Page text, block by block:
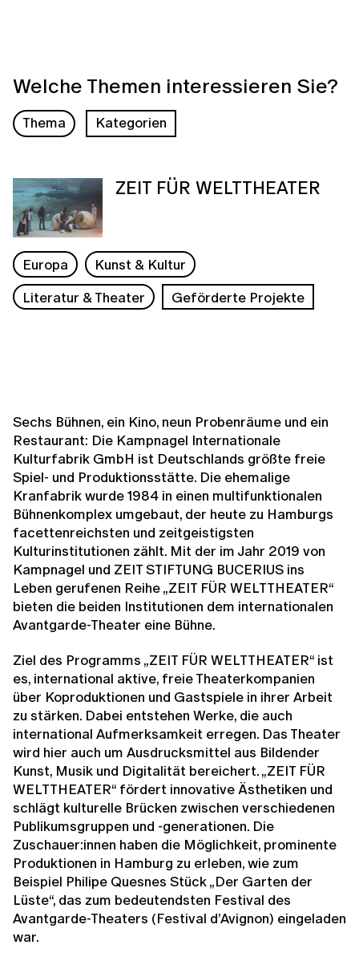
Welche Themen interessieren Sie?
Thema Kategorien
ZEIT FÜR WELTTHEATER
Europa
Kunst & Kultur
Literatur & Theater
Geförderte Projekte
Sechs Bühnen, ein Kino, neun Probenräume und ein
Restaurant: Die Kampnagel Internationale
Kulturfabrik GmbH ist Deutschlands größte freie
Spiel- und Produkti­onsstätte. Die ehemalige
Kranfabrik wurde 1984 in einen multi­funktionalen
Bühnenkomplex umgebaut, der heute zu Hamburgs
facettenreichsten und zeitgeistigsten
Kulturinstitutionen zählt. Mit der im Jahr 2019 von
Kampnagel und ZEIT STIFTUNG BUCERIUS ins
Leben ge­rufenen Reihe „ZEIT FÜR WELTTHEATER“
bieten die beiden Institutionen dem internationalen
Avantgarde-Theater eine Bühne.
Ziel des Programms „ZEIT FÜR WELTTHEATER“ ist
es, internati­onal aktive, freie Theaterkompanien
über Koproduktionen und Gastspiele in ihrer Arbeit
zu stärken. Dabei entstehen Werke, die auch
international Aufmerksamkeit erregen. Das The­ater
wird hier auch um Ausdrucksmittel aus Bildender
Kunst, Musik und Di­gitalität bereichert. „ZEIT FÜR
WELTTHEATER“ fördert innovative Ästhetiken und
schlägt kulturelle Brücken zwischen verschiedenen
Publikumsgruppen und -generationen. Die
Zuschauer:innen haben die Möglichkeit, prominente
Produktionen in Ham­burg zu erleben, wie zum
Beispiel Philipe Quesnes Stück „Der Garten der
Lüste“, das zum bedeutendsten Festival des
Avantgarde-Theaters (Festival d’Avignon) eingeladen
war.